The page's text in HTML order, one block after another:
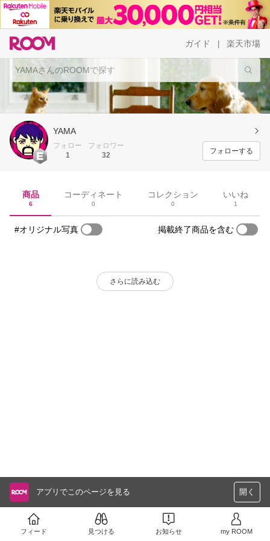
ガイド 楽天市場
YAMA
フォロー
1
フォロワー
32
フォローする
商品
6
コーディネート
0
コレクション
0
いいね
1
#オリジナル写真 掲載終了商品を含む
さらに読み込む
アプリでこのページを見る 開く
フィード 見つける お知らせ my ROOM